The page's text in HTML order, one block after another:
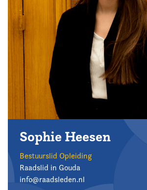
Sophie Heesen
Bestuurslid Opleiding
Raadslid in Gouda
info@raadsleden.nl